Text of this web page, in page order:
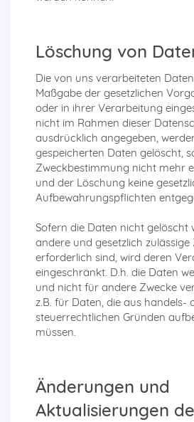
Löschung von
Die von uns verarbeiteten
Maßgabe der gesetzlichen
oder in ihrer Verarbeitung
nicht im Rahmen dieser
ausdrücklich angegeben,
gespeicherten Daten gelöscht,
Zweckbestimmung nicht mehr
und der Löschung keine
Aufbewahrungspflichten
Sofern die Daten nicht gelöscht
andere und gesetzlich zulässige
erforderlich sind, wird deren
eingeschränkt. D.h. die Daten
und nicht für andere Zwecke
z.B. für Daten, die aus handels-
steuerrechtlichen Gründen
müssen.
Änderungen und
Aktualisierungen